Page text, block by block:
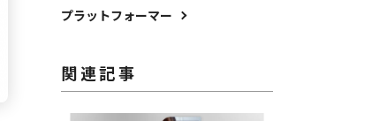
プラットフォーマー
関連記事